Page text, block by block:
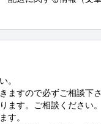
。
ますので必ずご相談下さ
ます。ご相談ください。
す。